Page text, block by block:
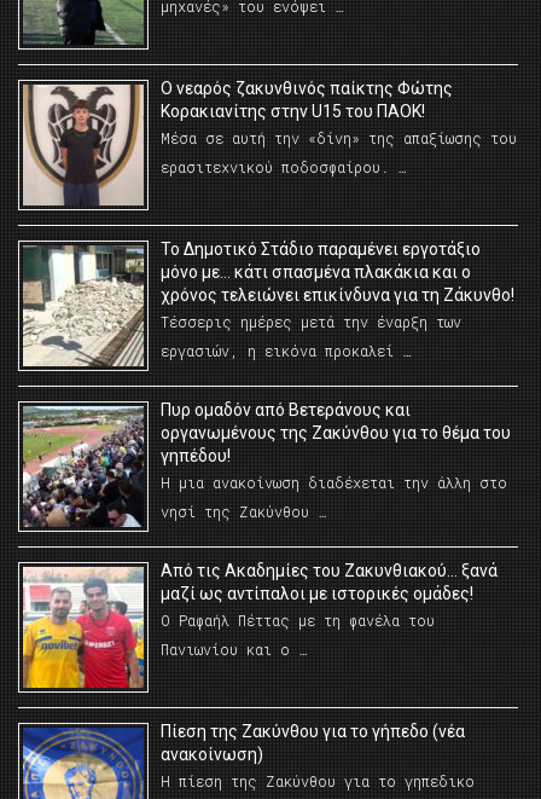
μηχανές» του ενόψει …
O νεαρός ζακυνθινός παίκτης Φώτης
Κορακιανίτης στην U15 του ΠΑΟΚ!
Μέσα σε αυτή την «δίνη» της απαξίωσης του
ερασιτεχνικού ποδοσφαίρου. …
Το Δημοτικό Στάδιο παραμένει εργοτάξιο
μόνο με… κάτι σπασμένα πλακάκια και ο
χρόνος τελειώνει επικίνδυνα για τη Ζάκυνθο!
Τέσσερις ημέρες μετά την έναρξη των
εργασιών, η εικόνα προκαλεί …
Πυρ ομαδόν από Βετεράνους και
οργανωμένους της Ζακύνθου για το θέμα του
γηπέδου!
Η μια ανακοίνωση διαδέχεται την άλλη στο
νησί της Ζακύνθου …
Από τις Ακαδημίες του Ζακυνθιακού… ξανά
μαζί ως αντίπαλοι με ιστορικές ομάδες!
Ο Ραφαήλ Πέττας με τη φανέλα του
Πανιωνίου και ο …
Πίεση της Ζακύνθου για το γήπεδο (νέα
ανακοίνωση)
Η πίεση της Ζακύνθου για το γηπεδικο